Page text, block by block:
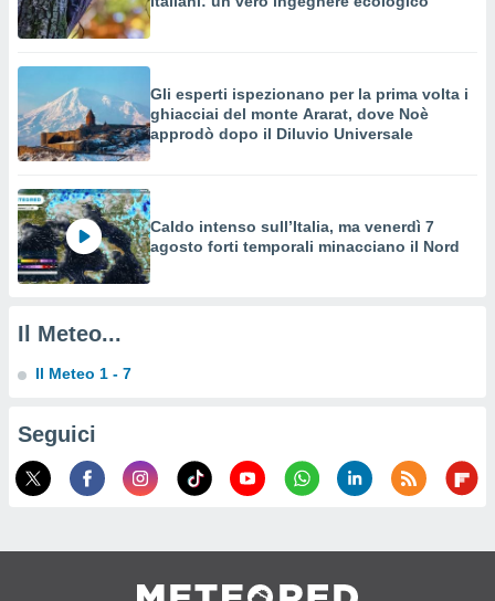
facendo
cookie
sito
il
dei
su
la
della
creare
la
profili
Gli esperti ispezionano per la prima volta i
ghiacciai del monte Ararat, dove Noè
approdò dopo il Diluvio Universale
Caldo intenso sull’Italia, ma venerdì 7
agosto forti temporali minacciano il Nord
Il Meteo...
Il Meteo 1 - 7
Seguici